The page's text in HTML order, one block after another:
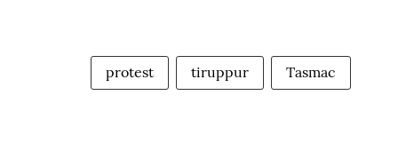
protest tiruppur Tasmac